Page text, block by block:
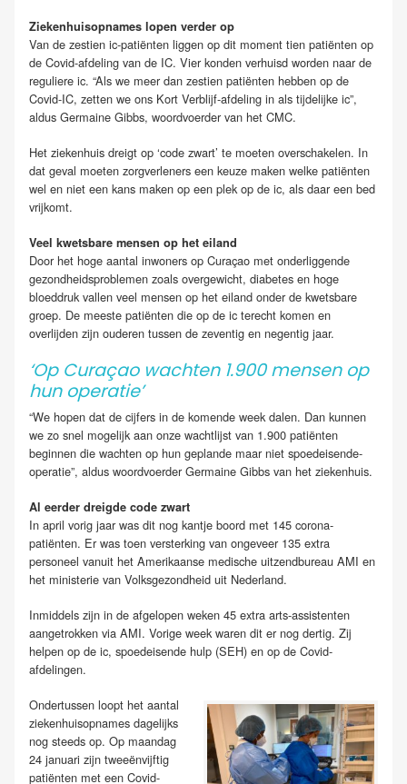
Ziekenhuisopnames lopen verder op
Van de zestien ic-patiënten liggen op dit moment tien patiënten op
de Covid-afdeling van de IC. Vier konden verhuisd worden naar de
reguliere ic. “Als we meer dan zestien patiënten hebben op de
Covid-IC, zetten we ons Kort Verblijf-afdeling in als tijdelijke ic”,
aldus Germaine Gibbs, woordvoerder van het CMC.
Het ziekenhuis dreigt op ‘code zwart’ te moeten overschakelen. In
dat geval moeten zorgverleners een keuze maken welke patiënten
wel en niet een kans maken op een plek op de ic, als daar een bed
vrijkomt.
Veel kwetsbare mensen op het eiland
Door het hoge aantal inwoners op Curaçao met onderliggende
gezondheidsproblemen zoals overgewicht, diabetes en hoge
bloeddruk vallen veel mensen op het eiland onder de kwetsbare
groep. De meeste patiënten die op de ic terecht komen en
overlijden zijn ouderen tussen de zeventig en negentig jaar.
‘Op Curaçao wachten 1.900 mensen op
hun operatie’
“We hopen dat de cijfers in de komende week dalen. Dan kunnen
we zo snel mogelijk aan onze wachtlijst van 1.900 patiënten
beginnen die wachten op hun geplande maar niet spoedeisende-
operatie”, aldus woordvoerder Germaine Gibbs van het ziekenhuis.
Al eerder dreigde code zwart
In april vorig jaar was dit nog kantje boord met 145 corona-
patiënten. Er was toen versterking van ongeveer 135 extra
personeel vanuit het Amerikaanse medische uitzendbureau AMI en
het ministerie van Volksgezondheid uit Nederland.
Inmiddels zijn in de afgelopen weken 45 extra arts-assistenten
aangetrokken via AMI. Vorige week waren dit er nog dertig. Zij
helpen op de ic, spoedeisende hulp (SEH) en op de Covid-
afdelingen.
Ondertussen loopt het aantal
ziekenhuisopnames dagelijks
nog steeds op. Op maandag
24 januari zijn tweeënvijftig
patiënten met een Covid-